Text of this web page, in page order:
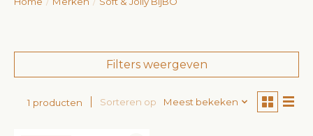
Filters weergeven
1 producten Sorteren op Meest bekeken